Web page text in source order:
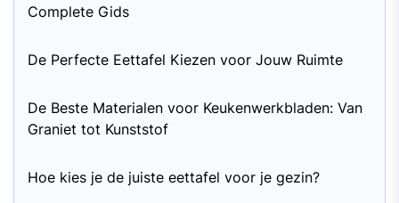
Complete Gids
De Perfecte Eettafel Kiezen voor Jouw Ruimte
De Beste Materialen voor Keukenwerkbladen: Van
Graniet tot Kunststof
Hoe kies je de juiste eettafel voor je gezin?